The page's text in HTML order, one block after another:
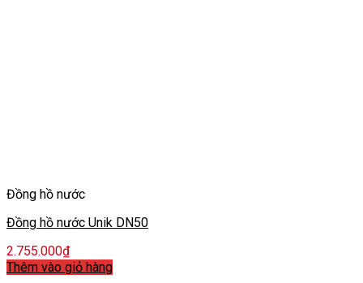
Đồng hồ nước
Đồng hồ nước Unik DN50
2.755.000₫
Thêm vào giỏ hàng